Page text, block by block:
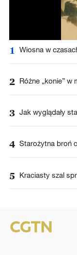
1 Wiosna w
2 Różne „konie” w
3 Jak wyglądały
4 Starożytna broń
5 Kraciasty szal